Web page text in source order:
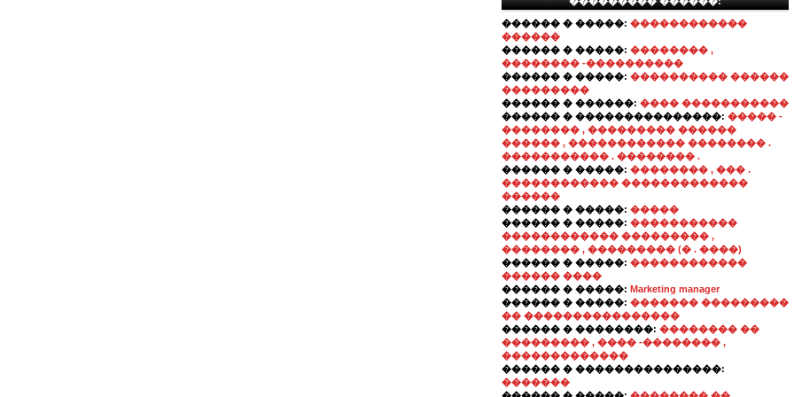
������ � �����: ������������
������
������ � �����: �������� ,
�������� -����������
������ � �����: ���������� ������
���������
������ � ������: ���� �����������
������ � ���������������: ����� -
�������� , ��������� ������
������ , ������������ �������� .
����������� . �������� .
������ � �����: �������� , ��� .
������������ �������������
������
������ � �����: �����
������ � �����: �����������
������������ ��������� ,
�������� , ��������� (� . ����)
������ � �����: ������������
������ ����
������ � �����: Marketing manager
������ � �����: ������� ���������
�� ����������������
������ � ��������: �������� ��
��������� , ���� -�������� ,
�������������
������ � ���������������:
�������